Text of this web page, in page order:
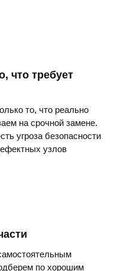
что требует
то, что реально
на срочной замене.
угроза безопасности
узлов
по хорошим